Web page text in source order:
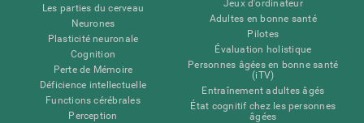
Les parties du cerveau
Neurones
Plasticité neuronale
Cognition
Perte de Mémoire
Déficience intellectuelle
Functions cérébrales
Perception
Jeux d'ordinateur
Adultes en bonne santé
Pilotes
Évaluation holistique
Personnes âgées en bonne santé
(iTV)
Entraînement adultes âgés
État cognitif chez les personnes
âgées